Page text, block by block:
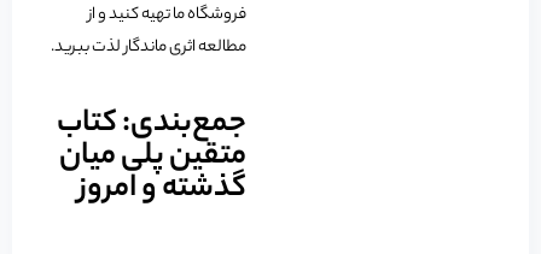
فروشگاه ما تهیه کنید و از
مطالعه اثری ماندگار لذت ببرید.
جمع‌بندی: کتاب
متقین پلی میان
گذشته و امروز